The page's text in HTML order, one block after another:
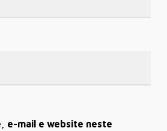
e-mail e website neste